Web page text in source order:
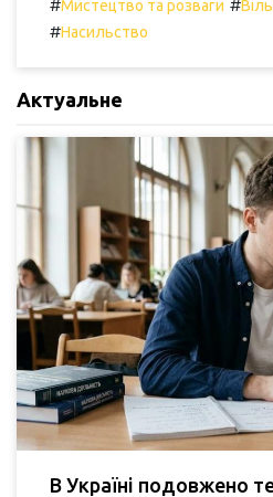
#Мистецтво та розваги #
#Насильство
Актуальне
В Україні подовжено